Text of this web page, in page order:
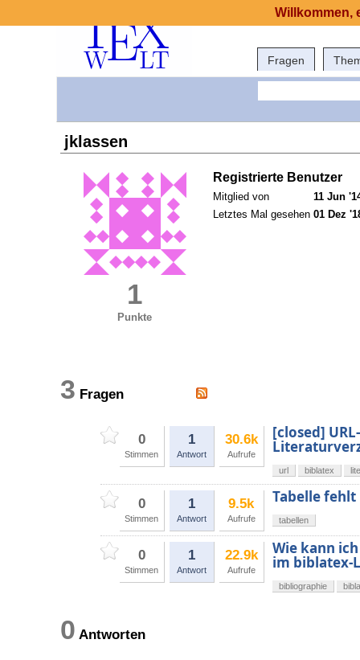
Fragen
jklassen
1
Punkte
Registrierte Benutzer
Mitglied von
11 Jun
Letztes Mal gesehen 01 Dez
3 Fragen
0
Stimmen
1
Antwort
30.6k
Aufrufe
[closed]
url biblatex
0
Stimmen
1
Antwort
9.5k
Aufrufe
Tabelle
tabellen
0
Stimmen
1
Antwort
22.9k
Aufrufe
Wie kann
im biblatex-
bibliographie
0 Antworten
Willkommen,